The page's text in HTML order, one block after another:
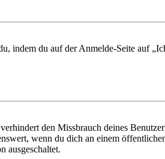
indem du auf der Anmelde-Seite auf
den Missbrauch deines
wenn du dich an einem
ausgeschaltet.